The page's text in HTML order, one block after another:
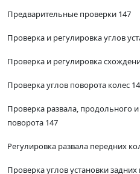
Предварительные проверки 147
Проверка и регулировка углов
Проверка и регулировка
Проверка углов поворота колес
Проверка развала, продольного
поворота 147
Регулировка развала передних
Проверка углов установки задних